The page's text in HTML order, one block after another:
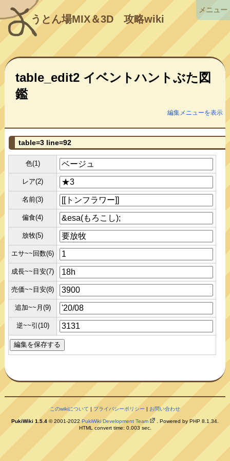
うとん場MIX＆3D攻略wiki
table_edit2 イベントハントぶた図
鑑
編集メニューを表示
table=3 line=92
色(1)
レア(2)
名前(3)
偏食(4)
放牧(5)
エサ~~回数(6)
成長~~目安(7)
売価~~目安(8)
追加~~月(9)
逆~~引(10)
このwikiについて |プライバシーポリシー | お問い合わせ
PukiWiki 1.5.4 © 2001-2022PukiWiki Development Team
. Powered by PHP 8.1.34.
HTML convert time: 0.003 sec.
メニュー